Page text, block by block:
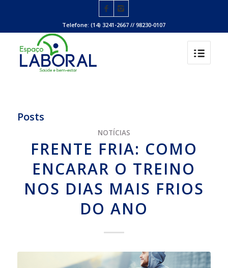
Telefone: (14) 3241-2667 // 98230-0107
Posts
NOTÍCIAS
FRENTE FRIA: COMO
ENCARAR O TREINO
NOS DIAS MAIS FRIOS
DO ANO